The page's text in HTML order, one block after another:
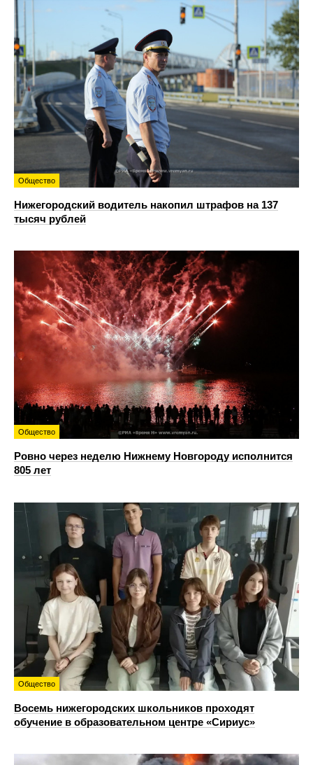
Общество
Нижегородский водитель накопил штрафов на 137
тысяч рублей
Общество
Ровно через неделю Нижнему Новгороду исполнится
805 лет
Общество
Восемь нижегородских школьников проходят
обучение в образовательном центре «Сириус»